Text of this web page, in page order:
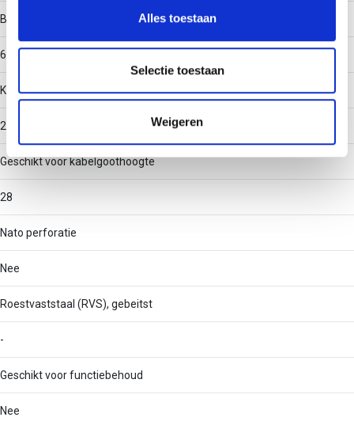
en om ons websiteverkeer te analyseren. Ook delen we
partners voor social media, adverteren en analyse. Deze
partners kunnen deze gegevens combineren met andere
verzameld op basis van uw gebruik van hun services.
Alles toestaan
Selectie toestaan
Weigeren
Binnenstraal
60
Kabelgoot-aftakbreedte
200
Geschikt voor kabelgoothoogte
28
Nato perforatie
Nee
Roestvaststaal (RVS), gebeitst
-
Geschikt voor functiebehoud
Nee